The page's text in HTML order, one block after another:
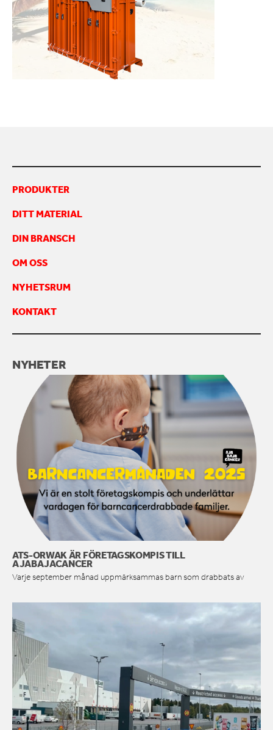
KONTAKTA OSS
PRODUKTER
DITT MATERIAL
DIN BRANSCH
OM OSS
NYHETSRUM
KONTAKT
NYHETER
ATS-ORWAK ÄR FÖRETAGSKOMPIS TILL
AJABAJACANCER
Varje september månad uppmärksammas barn som drabbats av